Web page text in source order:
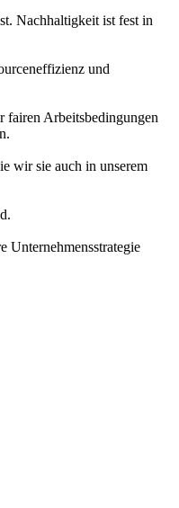
Nachhaltigkeit ist fest in
und
fairen Arbeitsbedingungen
wir sie auch in unserem